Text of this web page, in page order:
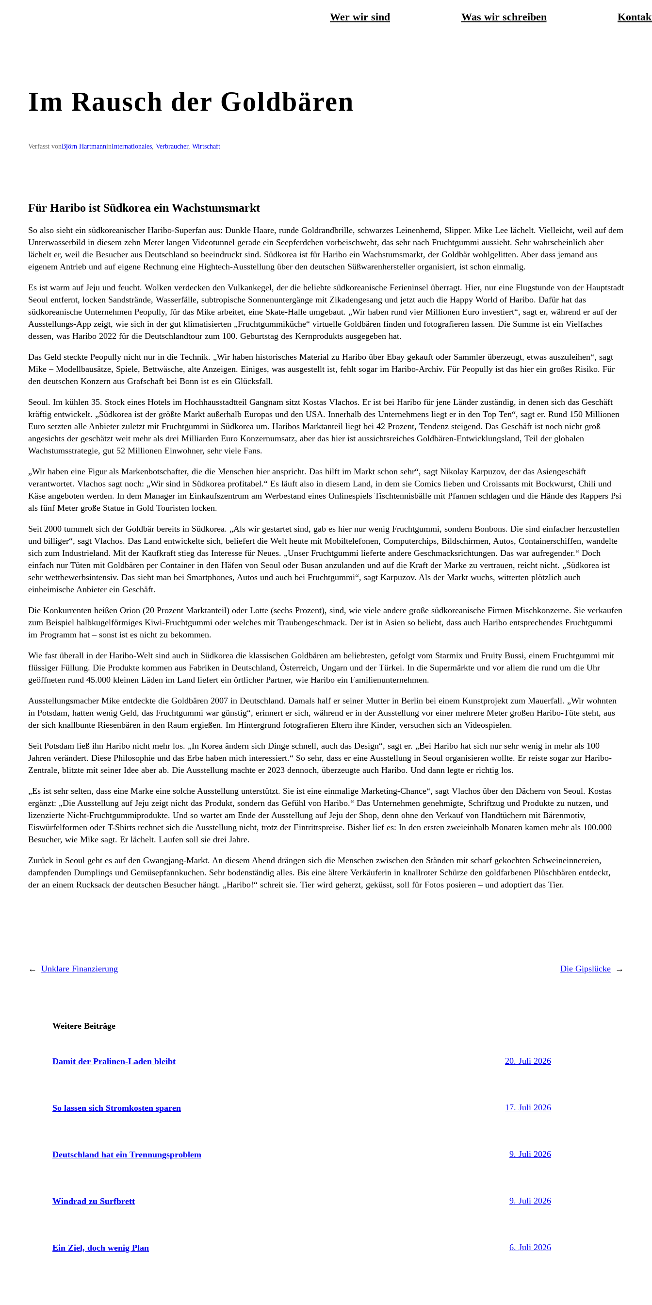
Wer wir sind Was wir schreiben
Im Rausch der Goldbären
Verfasst vonBjörn HartmanninInternationales, Verbraucher, Wirtschaft
Für Haribo ist Südkorea ein Wachstumsmarkt
So also sieht ein südkoreanischer Haribo-Superfan aus: Dunkle Haare, runde Goldrandbrille, schwarzes Leinenhemd, Slipper. Mike Lee lächelt. Vielleicht, weil auf dem
Unterwasserbild in diesem zehn Meter langen Videotunnel gerade ein Seepferdchen vorbeischwebt, das sehr nach Fruchtgummi aussieht. Sehr wahrscheinlich aber
lächelt er, weil die Besucher aus Deutschland so beeindruckt sind. Südkorea ist für Haribo ein Wachstumsmarkt, der Goldbär wohlgelitten. Aber dass jemand aus
eigenem Antrieb und auf eigene Rechnung eine Hightech-Ausstellung über den deutschen Süßwarenhersteller organisiert, ist schon einmalig.
Es ist warm auf Jeju und feucht. Wolken verdecken den Vulkankegel, der die beliebte südkoreanische Ferieninsel überragt. Hier, nur eine Flugstunde von der Hauptstadt
Seoul entfernt, locken Sandstrände, Wasserfälle, subtropische Sonnenuntergänge mit Zikadengesang und jetzt auch die Happy World of Haribo. Dafür hat das
südkoreanische Unternehmen Peopully, für das Mike arbeitet, eine Skate-Halle umgebaut. „Wir haben rund vier Millionen Euro investiert“, sagt er, während er auf der
Ausstellungs-App zeigt, wie sich in der gut klimatisierten „Fruchtgummiküche“ virtuelle Goldbären finden und fotografieren lassen. Die Summe ist ein Vielfaches
dessen, was Haribo 2022 für die Deutschlandtour zum 100. Geburtstag des Kernprodukts ausgegeben hat.
Das Geld steckte Peopully nicht nur in die Technik. „Wir haben historisches Material zu Haribo über Ebay gekauft oder Sammler überzeugt, etwas auszuleihen“, sagt
Mike – Modellbausätze, Spiele, Bettwäsche, alte Anzeigen. Einiges, was ausgestellt ist, fehlt sogar im Haribo-Archiv. Für Peopully ist das hier ein großes Risiko. Für
den deutschen Konzern aus Grafschaft bei Bonn ist es ein Glücksfall.
Seoul. Im kühlen 35. Stock eines Hotels im Hochhausstadtteil Gangnam sitzt Kostas Vlachos. Er ist bei Haribo für jene Länder zuständig, in denen sich das Geschäft
kräftig entwickelt. „Südkorea ist der größte Markt außerhalb Europas und den USA. Innerhalb des Unternehmens liegt er in den Top Ten“, sagt er. Rund 150 Millionen
Euro setzten alle Anbieter zuletzt mit Fruchtgummi in Südkorea um. Haribos Marktanteil liegt bei 42 Prozent, Tendenz steigend. Das Geschäft ist noch nicht groß
angesichts der geschätzt weit mehr als drei Milliarden Euro Konzernumsatz, aber das hier ist aussichtsreiches Goldbären-Entwicklungsland, Teil der globalen
Wachstumsstrategie, gut 52 Millionen Einwohner, sehr viele Fans.
„Wir haben eine Figur als Markenbotschafter, die die Menschen hier anspricht. Das hilft im Markt schon sehr“, sagt Nikolay Karpuzov, der das Asiengeschäft
verantwortet. Vlachos sagt noch: „Wir sind in Südkorea profitabel.“ Es läuft also in diesem Land, in dem sie Comics lieben und Croissants mit Bockwurst, Chili und
Käse angeboten werden. In dem Manager im Einkaufszentrum am Werbestand eines Onlinespiels Tischtennisbälle mit Pfannen schlagen und die Hände des Rappers Psi
als fünf Meter große Statue in Gold Touristen locken.
Seit 2000 tummelt sich der Goldbär bereits in Südkorea. „Als wir gestartet sind, gab es hier nur wenig Fruchtgummi, sondern Bonbons. Die sind einfacher herzustellen
und billiger“, sagt Vlachos. Das Land entwickelte sich, beliefert die Welt heute mit Mobiltelefonen, Computerchips, Bildschirmen, Autos, Containerschiffen, wandelte
sich zum Industrieland. Mit der Kaufkraft stieg das Interesse für Neues. „Unser Fruchtgummi lieferte andere Geschmacksrichtungen. Das war aufregender.“ Doch
einfach nur Tüten mit Goldbären per Container in den Häfen von Seoul oder Busan anzulanden und auf die Kraft der Marke zu vertrauen, reicht nicht. „Südkorea ist
sehr wettbewerbsintensiv. Das sieht man bei Smartphones, Autos und auch bei Fruchtgummi“, sagt Karpuzov. Als der Markt wuchs, witterten plötzlich auch
einheimische Anbieter ein Geschäft.
Die Konkurrenten heißen Orion (20 Prozent Marktanteil) oder Lotte (sechs Prozent), sind, wie viele andere große südkoreanische Firmen Mischkonzerne. Sie verkaufen
zum Beispiel halbkugelförmiges Kiwi-Fruchtgummi oder welches mit Traubengeschmack. Der ist in Asien so beliebt, dass auch Haribo entsprechendes Fruchtgummi
im Programm hat – sonst ist es nicht zu bekommen.
Wie fast überall in der Haribo-Welt sind auch in Südkorea die klassischen Goldbären am beliebtesten, gefolgt vom Starmix und Fruity Bussi, einem Fruchtgummi mit
flüssiger Füllung. Die Produkte kommen aus Fabriken in Deutschland, Österreich, Ungarn und der Türkei. In die Supermärkte und vor allem die rund um die Uhr
geöffneten rund 45.000 kleinen Läden im Land liefert ein örtlicher Partner, wie Haribo ein Familienunternehmen.
Ausstellungsmacher Mike entdeckte die Goldbären 2007 in Deutschland. Damals half er seiner Mutter in Berlin bei einem Kunstprojekt zum Mauerfall. „Wir wohnten
in Potsdam, hatten wenig Geld, das Fruchtgummi war günstig“, erinnert er sich, während er in der Ausstellung vor einer mehrere Meter großen Haribo-Tüte steht, aus
der sich knallbunte Riesenbären in den Raum ergießen. Im Hintergrund fotografieren Eltern ihre Kinder, versuchen sich an Videospielen.
Seit Potsdam ließ ihn Haribo nicht mehr los. „In Korea ändern sich Dinge schnell, auch das Design“, sagt er. „Bei Haribo hat sich nur sehr wenig in mehr als 100
Jahren verändert. Diese Philosophie und das Erbe haben mich interessiert.“ So sehr, dass er eine Ausstellung in Seoul organisieren wollte. Er reiste sogar zur Haribo-
Zentrale, blitzte mit seiner Idee aber ab. Die Ausstellung machte er 2023 dennoch, überzeugte auch Haribo. Und dann legte er richtig los.
„Es ist sehr selten, dass eine Marke eine solche Ausstellung unterstützt. Sie ist eine einmalige Marketing-Chance“, sagt Vlachos über den Dächern von Seoul. Kostas
ergänzt: „Die Ausstellung auf Jeju zeigt nicht das Produkt, sondern das Gefühl von Haribo.“ Das Unternehmen genehmigte, Schriftzug und Produkte zu nutzen, und
lizenzierte Nicht-Fruchtgummiprodukte. Und so wartet am Ende der Ausstellung auf Jeju der Shop, denn ohne den Verkauf von Handtüchern mit Bärenmotiv,
Eiswürfelformen oder T-Shirts rechnet sich die Ausstellung nicht, trotz der Eintrittspreise. Bisher lief es: In den ersten zweieinhalb Monaten kamen mehr als 100.000
Besucher, wie Mike sagt. Er lächelt. Laufen soll sie drei Jahre.
Zurück in Seoul geht es auf den Gwangjang-Markt. An diesem Abend drängen sich die Menschen zwischen den Ständen mit scharf gekochten Schweineinnereien,
dampfenden Dumplings und Gemüsepfannkuchen. Sehr bodenständig alles. Bis eine ältere Verkäuferin in knallroter Schürze den goldfarbenen Plüschbären entdeckt,
der an einem Rucksack der deutschen Besucher hängt. „Haribo!“ schreit sie. Tier wird geherzt, geküsst, soll für Fotos posieren – und adoptiert das Tier.
← Unklare Finanzierung Die Gipslücke →
Weitere Beiträge
Damit der Pralinen-Laden bleibt 20. Juli 2026
So lassen sich Stromkosten sparen 17. Juli 2026
Deutschland hat ein Trennungsproblem 9. Juli 2026
Windrad zu Surfbrett 9. Juli 2026
Ein Ziel, doch wenig Plan 6. Juli 2026